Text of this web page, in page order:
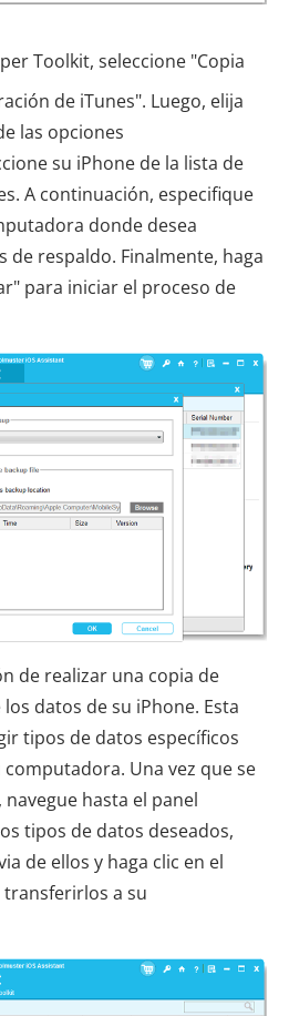
Toolkit, seleccione "Copia
de iTunes". Luego, elija
las opciones
su iPhone de la lista de
A continuación, especifique
donde desea
de respaldo. Finalmente, haga
para iniciar el proceso de
de realizar una copia de
datos de su iPhone. Esta
tipos de datos específicos
Una vez que se
hasta el panel
tipos de datos deseados,
de ellos y haga clic en el
a su